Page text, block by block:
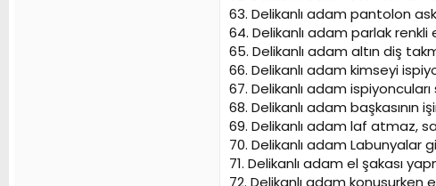
63. Delikanlı adam pantolon
64. Delikanlı adam parlak renkli
65. Delikanlı adam altın diş
66. Delikanlı adam kimseyi
67. Delikanlı adam
68. Delikanlı adam başkasının
69. Delikanlı adam laf atmaz,
70. Delikanlı adam Labunyalar
71. Delikanlı adam el şakası
72. Delikanlı adam konusurken